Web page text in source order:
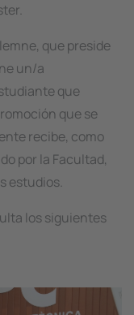
que preside
un/a
que
que se
recibe, como
por la Facultad,
estudios.
los siguientes